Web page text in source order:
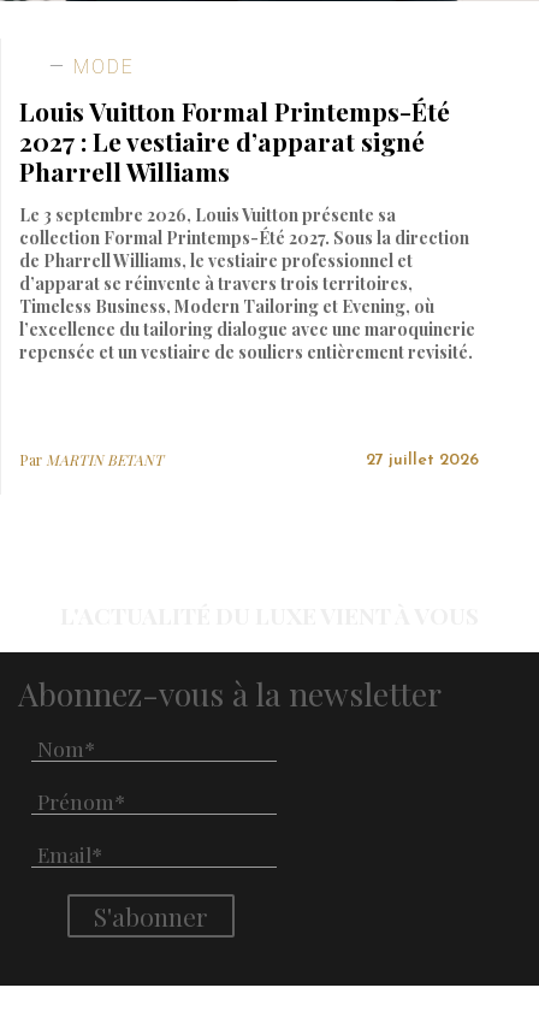
MODE
Louis Vuitton Formal Printemps-Été
2027 : Le vestiaire d’apparat signé
Pharrell Williams
Le 3 septembre 2026, Louis Vuitton présente sa
collection Formal Printemps-Été 2027. Sous la direction
de Pharrell Williams, le vestiaire professionnel et
d’apparat se réinvente à travers trois territoires,
Timeless Business, Modern Tailoring et Evening, où
l’excellence du tailoring dialogue avec une maroquinerie
repensée et un vestiaire de souliers entièrement revisité.
Par MARTIN BETANT 27 juillet 2026
Abonnez-vous à la newsletter